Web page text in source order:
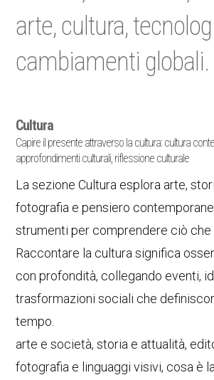
arte, cultura,
cambiamenti globali.
Cultura
Capire il presente attraverso la cultura: cultura
approfondimenti culturali, riflessione culturale
La sezione Cultura esplora arte,
fotografia e pensiero
strumenti per comprendere ciò che
Raccontare la cultura significa
con profondità, collegando eventi,
trasformazioni sociali che
tempo.
arte e società, storia e attualità,
fotografia e linguaggi visivi, cosa è